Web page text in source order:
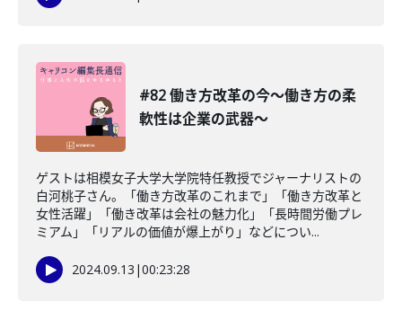
#82 働き方改革の今〜働き方の柔
軟性は企業の武器〜
ゲストは相模女子大学大学院特任教授でジャーナリストの
白河桃子さん。「働き方改革のこれまで」「働き方改革と
女性活躍」「働き改革は会社の魅力化」「長時間労働プレ
ミアム」「リアルの価値が爆上がり」などについ...
2024.09.13 |00:23:28